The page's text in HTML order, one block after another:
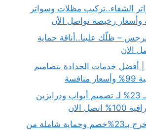
الشفاء..تركيب مظلات وسواتر
وأسعار رخيصة تواصل الأن
– ظلّك علينا..أناقة حماية
أفضل خدمات الحدادة بتصاميم
حداد حي الرمال بـ 23% لـ تصميم أبواب ودرابزين
الان
مظلات وسواتر الخرج بـ23%خصم وحماية شاملة من